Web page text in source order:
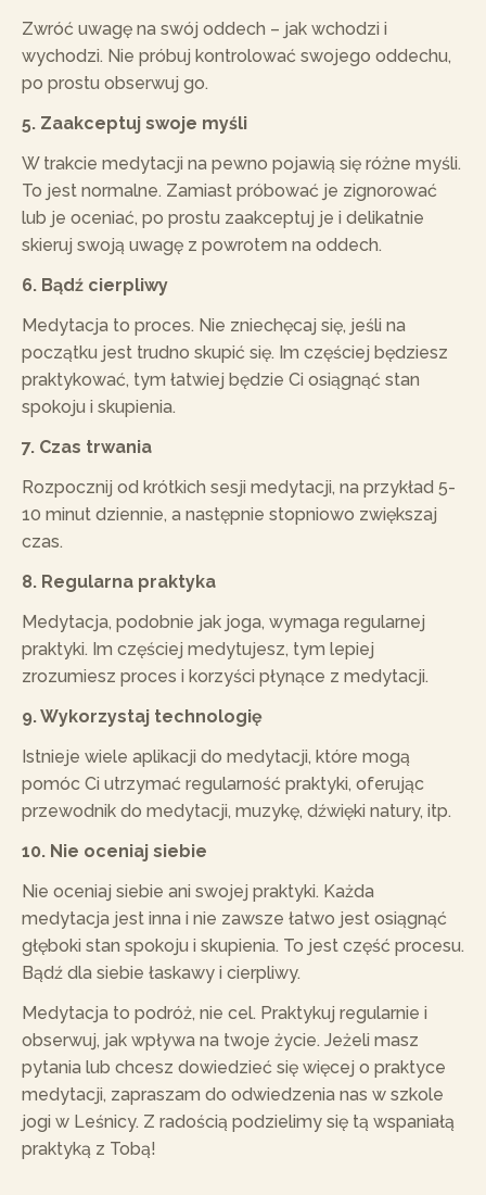
Zwróć uwagę na swój oddech – jak wchodzi i
wychodzi. Nie próbuj kontrolować swojego oddechu,
po prostu obserwuj go.
5. Zaakceptuj swoje myśli
W trakcie medytacji na pewno pojawią się różne myśli.
To jest normalne. Zamiast próbować je zignorować
lub je oceniać, po prostu zaakceptuj je i delikatnie
skieruj swoją uwagę z powrotem na oddech.
6. Bądź cierpliwy
Medytacja to proces. Nie zniechęcaj się, jeśli na
początku jest trudno skupić się. Im częściej będziesz
praktykować, tym łatwiej będzie Ci osiągnąć stan
spokoju i skupienia.
7. Czas trwania
Rozpocznij od krótkich sesji medytacji, na przykład 5-
10 minut dziennie, a następnie stopniowo zwiększaj
czas.
8. Regularna praktyka
Medytacja, podobnie jak joga, wymaga regularnej
praktyki. Im częściej medytujesz, tym lepiej
zrozumiesz proces i korzyści płynące z medytacji.
9. Wykorzystaj technologię
Istnieje wiele aplikacji do medytacji, które mogą
pomóc Ci utrzymać regularność praktyki, oferując
przewodnik do medytacji, muzykę, dźwięki natury, itp.
10. Nie oceniaj siebie
Nie oceniaj siebie ani swojej praktyki. Każda
medytacja jest inna i nie zawsze łatwo jest osiągnąć
głęboki stan spokoju i skupienia. To jest część procesu.
Bądź dla siebie łaskawy i cierpliwy.
Medytacja to podróż, nie cel. Praktykuj regularnie i
obserwuj, jak wpływa na twoje życie. Jeżeli masz
pytania lub chcesz dowiedzieć się więcej o praktyce
medytacji, zapraszam do odwiedzenia nas w szkole
jogi w Leśnicy. Z radością podzielimy się tą wspaniałą
praktyką z Tobą!